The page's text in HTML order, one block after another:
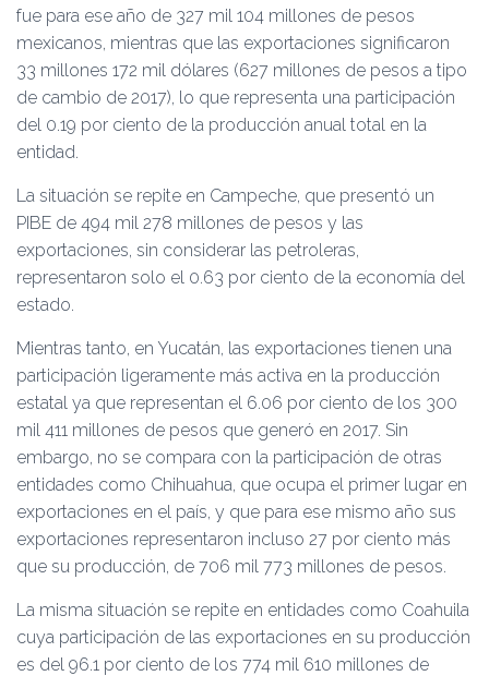
fue para ese año de 327 mil 104 millones de pesos
mexicanos, mientras que las exportaciones significaron
33 millones 172 mil dólares (627 millones de pesos a tipo
de cambio de 2017), lo que representa una participación
del 0.19 por ciento de la producción anual total en la
entidad.
La situación se repite en Campeche, que presentó un
PIBE de 494 mil 278 millones de pesos y las
exportaciones, sin considerar las petroleras,
representaron solo el 0.63 por ciento de la economía del
estado.
Mientras tanto, en Yucatán, las exportaciones tienen una
participación ligeramente más activa en la producción
estatal ya que representan el 6.06 por ciento de los 300
mil 411 millones de pesos que generó en 2017. Sin
embargo, no se compara con la participación de otras
entidades como Chihuahua, que ocupa el primer lugar en
exportaciones en el país, y que para ese mismo año sus
exportaciones representaron incluso 27 por ciento más
que su producción, de 706 mil 773 millones de pesos.
La misma situación se repite en entidades como Coahuila
cuya participación de las exportaciones en su producción
es del 96.1 por ciento de los 774 mil 610 millones de